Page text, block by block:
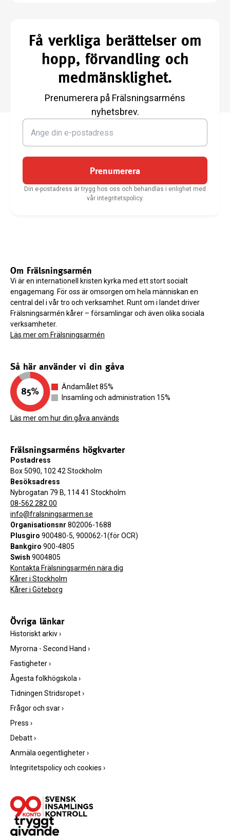
Få verkliga berättelser om
hopp, förvandling och
medmänsklighet.
Prenumerera på Frälsningsarméns
nyhetsbrev.
Prenumerera
Din e-postadress är trygg hos oss och behandlas i enlighet med
vår integritetspolicy.
Om Frälsningsarmén
Vi är en internationell kristen kyrka med ett stort socialt
engagemang. För oss är omsorgen om hela människan en
central del i vår tro och verksamhet. Runt om i landet driver
Frälsningsarmén kårer – församlingar och även olika sociala
verksamheter.
Läs mer om Frälsningsarmén
Så här använder vi din gåva
Ändamålet 85%
Insamling och administration 15%
Läs mer om hur din gåva används
Frälsningsarméns högkvarter
Postadress
Box 5090, 102 42 Stockholm
Besöksadress
Nybrogatan 79 B, 114 41 Stockholm
08-562 282 00
info@fralsningsarmen.se
Organisationsnr 802006-1688
Plusgiro 900480-5, 900062-1(för OCR)
Bankgiro 900-4805
Swish 9004805
Kontakta Frälsningsarmén nära dig
Kårer i Stockholm
Kårer i Göteborg
Övriga länkar
Historiskt arkiv›
Myrorna - Second Hand ›
Fastigheter›
Ågesta folkhögskola ›
Tidningen Stridsropet›
Frågor och svar›
Press ›
Debatt›
Anmäla oegentligheter›
Integritetspolicy och cookies ›